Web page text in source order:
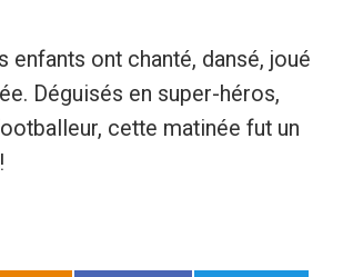
enfants ont chanté, dansé, joué
Déguisés en super-héros,
cette matinée fut un